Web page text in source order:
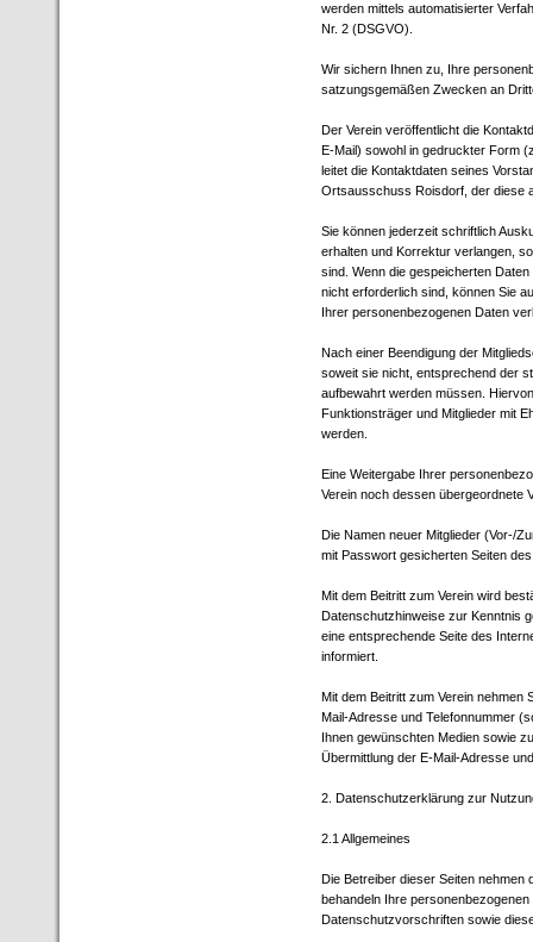
werden mittels automatisierter
Nr. 2 (DSGVO).
Wir sichern Ihnen zu, Ihre
satzungsgemäßen Zwecken an
Der Verein veröffentlicht die
E-Mail) sowohl in gedruckter Form
leitet die Kontaktdaten seines
Ortsausschuss Roisdorf, der diese
Sie können jederzeit schriftlich
erhalten und Korrektur verlangen,
sind. Wenn die gespeicherten
nicht erforderlich sind, können Sie
Ihrer personenbezogenen Daten
Nach einer Beendigung der
soweit sie nicht, entsprechend der
aufbewahrt werden müssen.
Funktionsträger und Mitglieder mit
werden.
Eine Weitergabe Ihrer
Verein noch dessen übergeordnete
Die Namen neuer Mitglieder (Vor-/
mit Passwort gesicherten Seiten
Mit dem Beitritt zum Verein wird
Datenschutzhinweise zur Kenntnis
eine entsprechende Seite des
informiert.
Mit dem Beitritt zum Verein nehmen
Mail-Adresse und Telefonnummer
Ihnen gewünschten Medien sowie
Übermittlung der E-Mail-Adresse
2. Datenschutzerklärung zur
2.1 Allgemeines
Die Betreiber dieser Seiten
behandeln Ihre
Datenschutzvorschriften sowie